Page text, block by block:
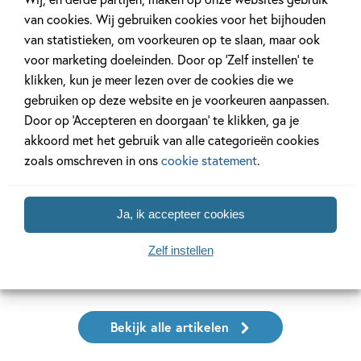
van cookies. Wij gebruiken cookies voor het bijhouden
van statistieken, om voorkeuren op te slaan, maar ook
voor marketing doeleinden. Door op ‘Zelf instellen’ te
klikken, kun je meer lezen over de cookies die we
gebruiken op deze website en je voorkeuren aanpassen.
Door op ‘Accepteren en doorgaan’ te klikken, ga je
akkoord met het gebruik van alle categorieën cookies
zoals omschreven in onscookie statement.
Ja, ik accepteer cookies
Zelf instellen
20 APRIL 2026
puzzel!
Achtergrond
regent ganzen’
Kinderpanel
Bekijk alle artikelen